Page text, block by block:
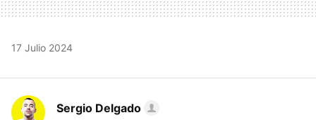
17 Julio 2024
Sergio Delgado